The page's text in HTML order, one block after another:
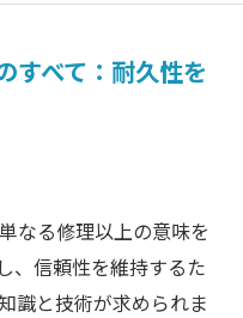
すべて：耐久性を
なる修理以上の意味を
、信頼性を維持するた
識と技術が求められま